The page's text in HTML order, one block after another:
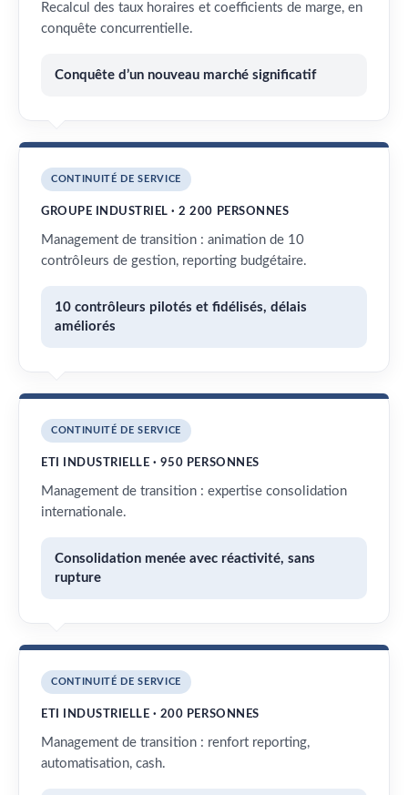
Recalcul des taux horaires et coefficients de marge, en
conquête concurrentielle.
Conquête d’un nouveau marché significatif
CONTINUITÉ DE SERVICE
GROUPE INDUSTRIEL · 2 200 PERSONNES
Management de transition : animation de 10
contrôleurs de gestion, reporting budgétaire.
10 contrôleurs pilotés et fidélisés, délais
améliorés
CONTINUITÉ DE SERVICE
ETI INDUSTRIELLE · 950 PERSONNES
Management de transition : expertise consolidation
internationale.
Consolidation menée avec réactivité, sans
rupture
CONTINUITÉ DE SERVICE
ETI INDUSTRIELLE · 200 PERSONNES
Management de transition : renfort reporting,
automatisation, cash.